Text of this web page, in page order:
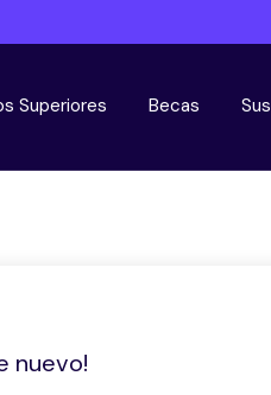
Superiores Becas
nuevo!